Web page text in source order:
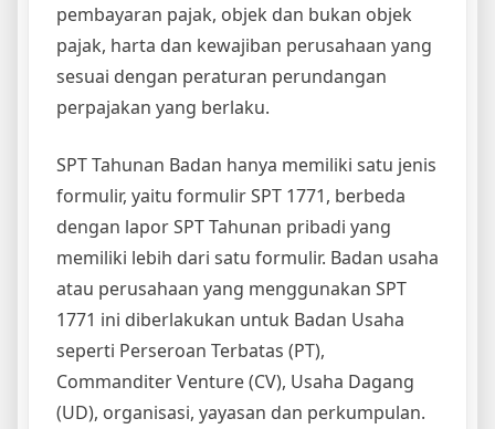
pembayaran pajak, objek dan bukan objek
pajak, harta dan kewajiban perusahaan yang
sesuai dengan peraturan perundangan
perpajakan yang berlaku.
SPT Tahunan Badan hanya memiliki satu jenis
formulir, yaitu formulir SPT 1771, berbeda
dengan lapor SPT Tahunan pribadi yang
memiliki lebih dari satu formulir. Badan usaha
atau perusahaan yang menggunakan SPT
1771 ini diberlakukan untuk Badan Usaha
seperti Perseroan Terbatas (PT),
Commanditer Venture (CV), Usaha Dagang
(UD), organisasi, yayasan dan perkumpulan.